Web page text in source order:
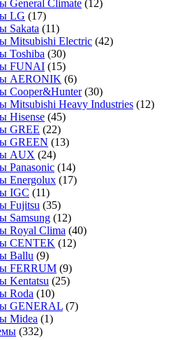
General Climate (12)
LG (17)
Sakata (11)
Mitsubishi Electric (42)
Toshiba (30)
FUNAI (15)
AERONIK (6)
Cooper&Hunter (30)
Mitsubishi Heavy Industries (12)
Hisense (45)
GREE (22)
GREEN (13)
AUX (24)
Panasonic (14)
Energolux (17)
IGC (11)
Fujitsu (35)
Samsung (12)
Royal Clima (40)
CENTEK (12)
Ballu (9)
FERRUM (9)
Kentatsu (25)
Roda (10)
GENERAL (7)
Midea (1)
(332)